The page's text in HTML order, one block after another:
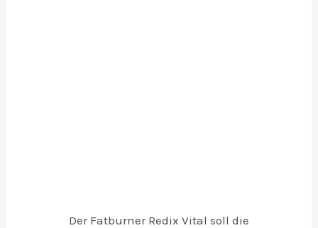
Der Fatburner Redix Vital soll die